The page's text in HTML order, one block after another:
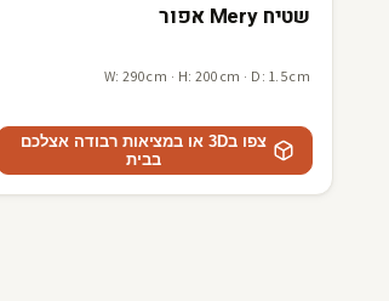
שטיח Mery אפור
W: 290cm · H: 200cm · D: 1.5cm
צפו ב3D או במציאות רבודה אצלכם
בבית